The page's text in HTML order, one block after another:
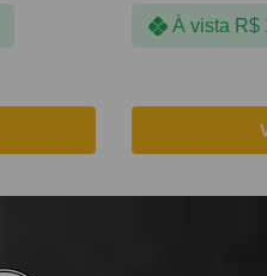
À vista R$